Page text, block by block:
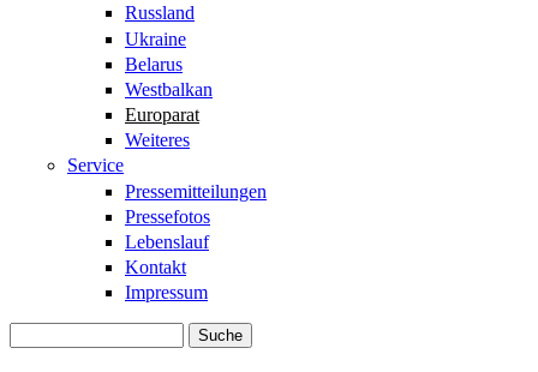
Russland
Ukraine
Belarus
Westbalkan
Europarat
Weiteres
Service
Pressemitteilungen
Pressefotos
Lebenslauf
Kontakt
Impressum